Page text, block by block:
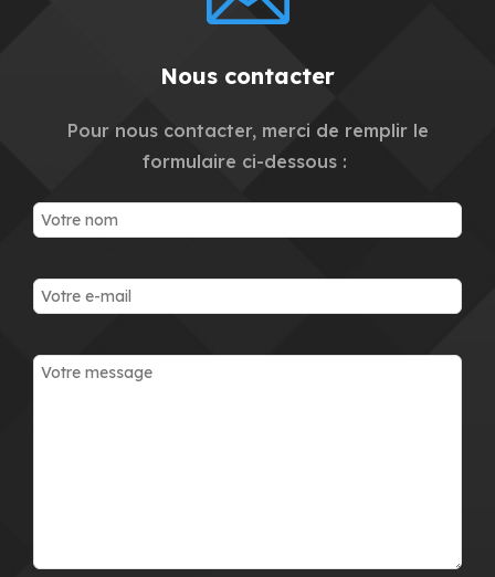
Nous contacter
Pour nous contacter, merci de remplir le
formulaire ci-dessous :